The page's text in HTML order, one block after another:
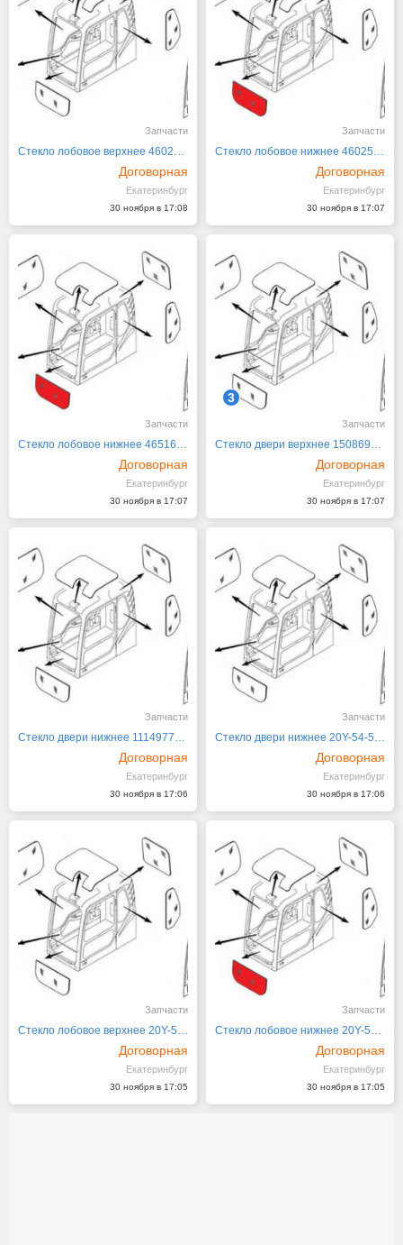
Запчасти
Стекло лобовое верхнее 4602562 / 4448306 HIT
Договорная
Екатеринбург
30 ноября в 17:08
Запчасти
Стекло лобовое нижнее 4602563 / 4448307 HITA
Договорная
Екатеринбург
30 ноября в 17:07
Запчасти
Стекло лобовое нижнее 4651654 HITACHI серия
Договорная
Екатеринбург
30 ноября в 17:07
3
Запчасти
Стекло двери верхнее 15086905 Volvo BL61 / 71
Договорная
Екатеринбург
30 ноября в 17:07
Запчасти
Стекло двери нижнее 11149772 Volvo BL71Plus
Договорная
Екатеринбург
30 ноября в 17:06
Запчасти
Стекло двери нижнее 20Y-54-51451 KOMATSU сер
Договорная
Екатеринбург
30 ноября в 17:06
Запчасти
Стекло лобовое верхнее 20Y-54-51522 KOMATSU
Договорная
Екатеринбург
30 ноября в 17:05
Запчасти
Стекло лобовое нижнее 20Y-54-51812/ 20Y-54-5
Договорная
Екатеринбург
30 ноября в 17:05